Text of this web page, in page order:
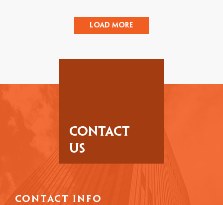
Load More
CONTACT
US
CONTACT INFO